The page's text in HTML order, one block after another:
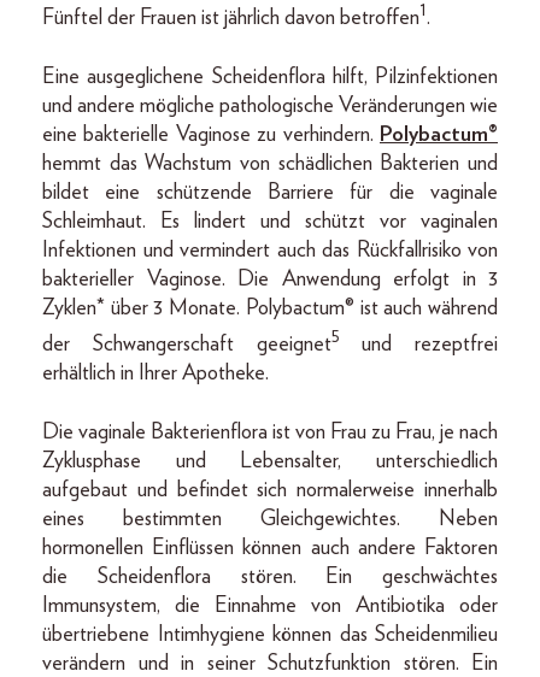
Fünftel der Frauen ist jährlich davon betroffen1.
Eine ausgeglichene Scheidenflora hilft, Pilzinfektionen
und andere mögliche pathologische Veränderungen wie
eine bakterielle Vaginose zu verhindern. Polybactum®
hemmt das Wachstum von schädlichen Bakterien und
bildet eine schützende Barriere für die vaginale
Schleimhaut. Es lindert und schützt vor vaginalen
Infektionen und vermindert auch das Rückfallrisiko von
bakterieller Vaginose. Die Anwendung erfolgt in 3
Zyklen* über 3 Monate. Polybactum® ist auch während
der Schwangerschaft geeignet5
und rezeptfrei
erhältlich in Ihrer Apotheke.
Die vaginale Bakterienflora ist von Frau zu Frau, je nach
Zyklusphase und Lebensalter, unterschiedlich
aufgebaut und befindet sich normalerweise innerhalb
eines bestimmten Gleichgewichtes. Neben
hormonellen Einflüssen können auch andere Faktoren
die Scheidenflora stören. Ein geschwächtes
Immunsystem, die Einnahme von Antibiotika oder
übertriebene Intimhygiene können das Scheidenmilieu
verändern und in seiner Schutzfunktion stören. Ein